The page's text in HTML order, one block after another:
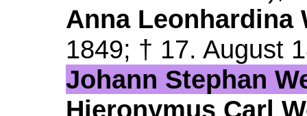
Anna Leonhardina
1849; † 17. August
Johann Stephan
Hieronymus Carl